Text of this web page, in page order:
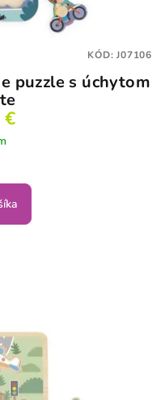
puzzle s úchytom
€
KÓD:J07106